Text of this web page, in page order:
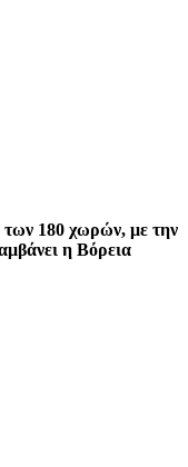
των 180 χωρών, με την
η Βόρεια